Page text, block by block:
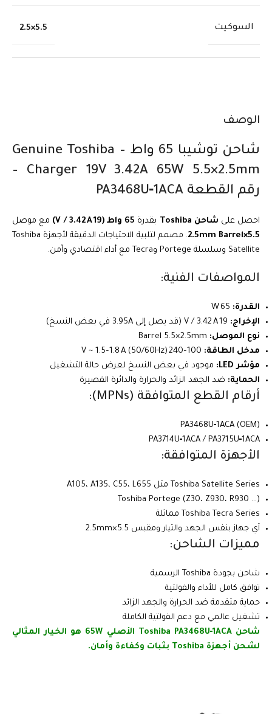
الوصف
شاحن توشيبا 65 واط – Genuine Toshiba
Charger 19V 3.42A 65W 5.5×2.5mm –
رقم القطعة PA3468U‑1ACA
احصل على شاحن Toshiba بقدرة 65 واط (19 V / 3.42 A)
مع موصل
5.5×2.5mm Barrel
. مصمم لتلبية الاحتياجات الدقيقة لأجهزة Toshiba
Satellite وسلسلة Portege وTecra مع أداء اقتصادي وآمن.
المواصفات الفنية:
القدرة:
الإخراج:
نوع الموصل:
مدخل الطاقة:
مؤشر LED:
موجود في بعض النسخ لعرض حالة التشغيل
الحماية: ضد الجهد الزائد والحرارة والدائرة القصيرة
أرقام القطع المتوافقة (MPNs):
PA3468U‑1ACA (OEM)
PA3714U‑1ACA / PA3715U‑1ACA
الأجهزة المتوافقة:
Toshiba Satellite Series مثل A105، A135، C55، L655
Toshiba Portege (Z30، Z930، R930 …)
Toshiba Tecra Series مماثلة
أي جهاز بنفس الجهد والتيار ومقبس 5.5×2.5mm
مميزات الشاحن:
شاحن بجودة Toshiba الرسمية
توافق كامل للأداء والفولتية
حماية متقدمة ضد الحرارة والجهد الزائد
تشغيل عالمي مع دعم الفولتية الكاملة
شاحن Toshiba PA3468U‑1ACA الأصلي 65W هو الخيار المثالي
لشحن أجهزة Toshiba بثبات وكفاءة وأمان.
السوكيت 5.5×2.5